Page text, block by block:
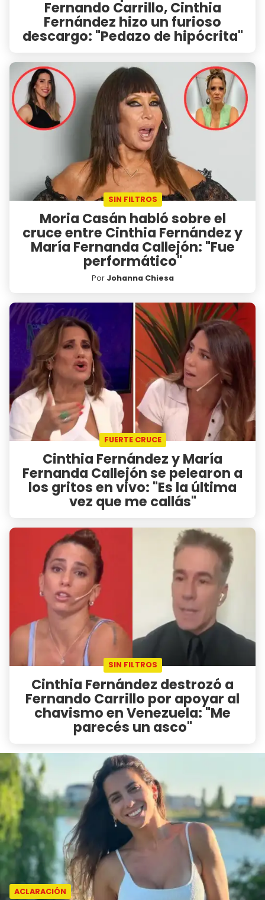
Fernando Carrillo, Cinthia
Fernández hizo un furioso
descargo: "Pedazo de hipócrita"
SIN FILTROS
Moria Casán habló sobre el
cruce entre Cinthia Fernández y
María Fernanda Callejón: "Fue
performático"
Por Johanna Chiesa
FUERTE CRUCE
Cinthia Fernández y María
Fernanda Callejón se pelearon a
los gritos en vivo: "Es la última
vez que me callás"
SIN FILTROS
Cinthia Fernández destrozó a
Fernando Carrillo por apoyar al
chavismo en Venezuela: "Me
parecés un asco"
ACLARACIÓN